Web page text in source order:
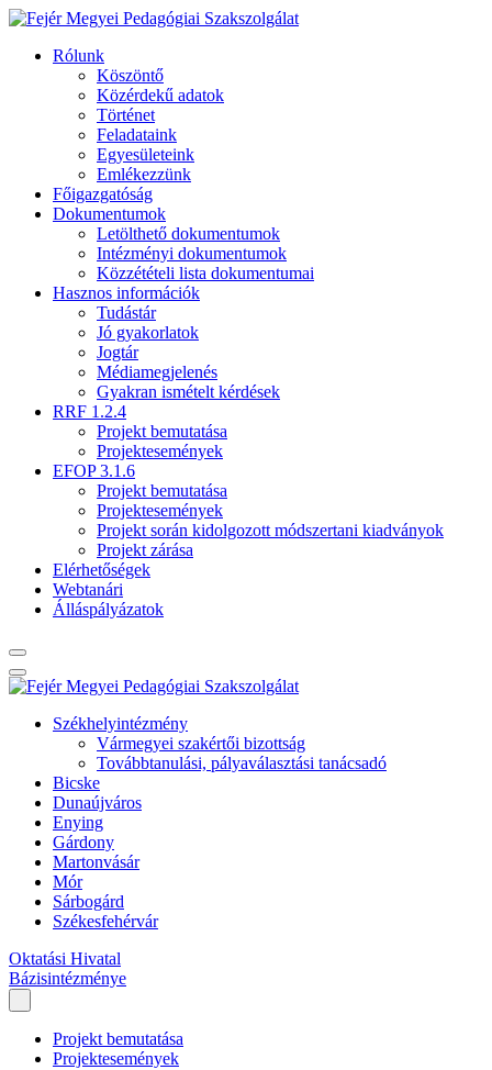
Rólunk
Köszöntő
Közérdekű adatok
Történet
Feladataink
Egyesületeink
Emlékezzünk
Főigazgatóság
Dokumentumok
Letölthető dokumentumok
Intézményi dokumentumok
Közzétételi lista dokumentumai
Hasznos információk
Tudástár
Jó gyakorlatok
Jogtár
Médiamegjelenés
Gyakran ismételt kérdések
RRF 1.2.4
Projekt bemutatása
Projektesemények
EFOP 3.1.6
Projekt bemutatása
Projektesemények
Projekt során kidolgozott módszertani kiadványok
Projekt zárása
Elérhetőségek
Webtanári
Álláspályázatok
Székhelyintézmény
Vármegyei szakértői bizottság
Továbbtanulási, pályaválasztási tanácsadó
Bicske
Dunaújváros
Enying
Gárdony
Martonvásár
Mór
Sárbogárd
Székesfehérvár
Oktatási Hivatal
Bázisintézménye
Projekt bemutatása
Projektesemények